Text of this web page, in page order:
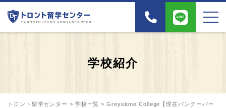
学校紹介
トロント留学センター > 学校一覧 >Greystone College【現在バンクーバー